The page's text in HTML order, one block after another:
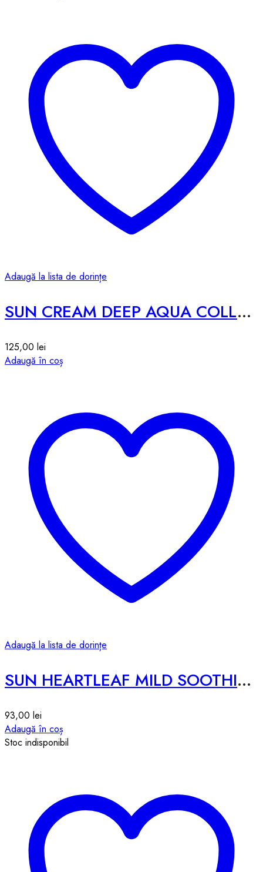
Adaugă la lista de dorințe
SUN CREAM DEEP AQUA COLLAGEN SUN CREAM – 50g
125,00 lei
Adaugă în coș
Adaugă la lista de dorințe
SUN HEARTLEAF MILD SOOTHING – 50g
93,00 lei
Adaugă în coș
Stoc indisponibil